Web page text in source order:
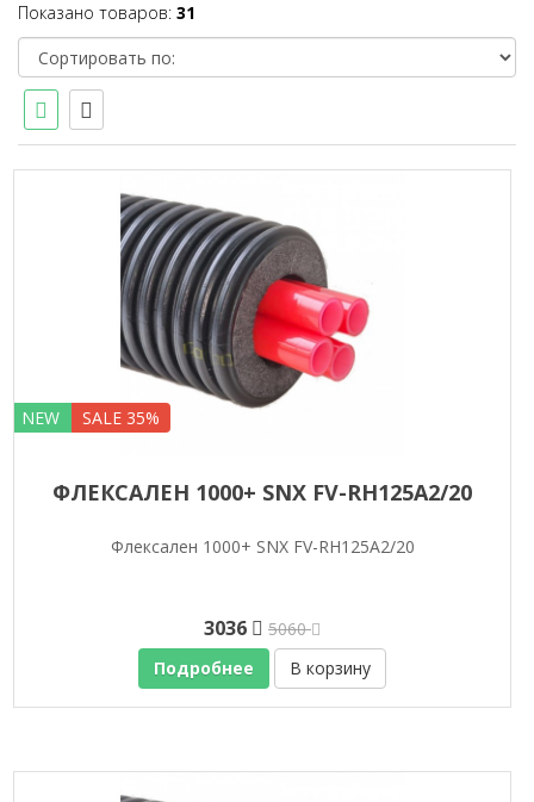
Показано товаров: 31
NEW SALE 35%
ФЛЕКСАЛЕН 1000+ SNX FV-RH125A2/20
Флексален 1000+ SNX FV-RH125A2/20
3036
5060
Подробнее
В корзину